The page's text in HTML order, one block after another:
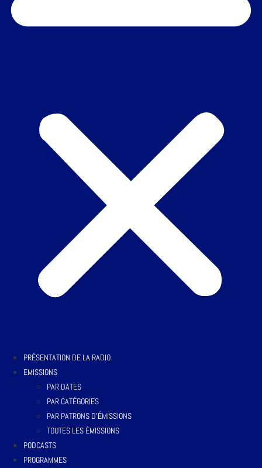
PRÉSENTATION DE LA RADIO
EMISSIONS
PAR DATES
PAR CATÉGORIES
PAR PATRONS D’ÉMISSIONS
TOUTES LES ÉMISSIONS
PODCASTS
PROGRAMMES